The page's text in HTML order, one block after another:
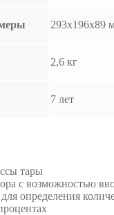
293х196х89
2,6 кг
7 лет
тары
с возможностью
определения